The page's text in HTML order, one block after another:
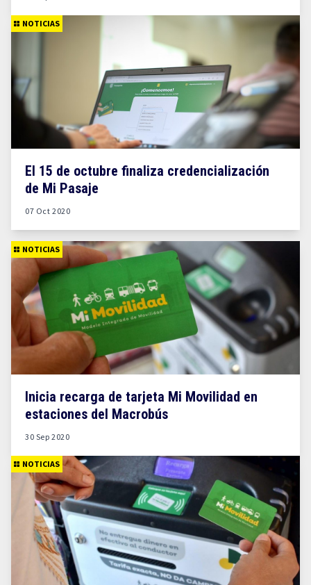
NOTICIAS
El 15 de octubre finaliza credencialización
de Mi Pasaje
07 Oct 2020
NOTICIAS
Inicia recarga de tarjeta Mi Movilidad en
estaciones del Macrobús
30 Sep 2020
NOTICIAS